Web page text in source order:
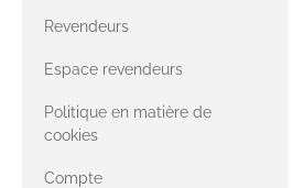
Compatible
avec le fil Merino
avec le fil Heavy
Revendeurs
Espace revendeurs
Politique en matière de
cookies
Compte